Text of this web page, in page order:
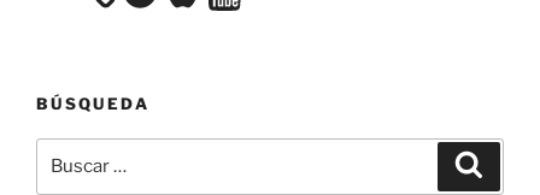
BÚSQUEDA
por: